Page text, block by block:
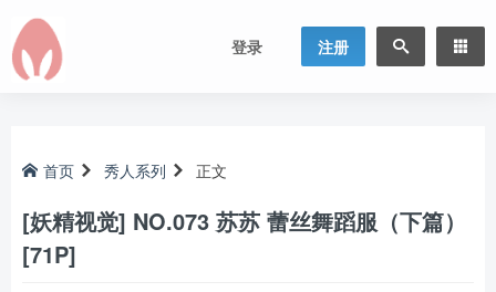
登录 注册
首页 秀人系列 正文
[妖精视觉] NO.073 苏苏 蕾丝舞蹈服（下篇）
[71P]